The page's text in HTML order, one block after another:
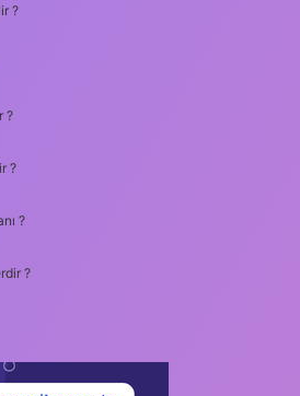
?
?
?
?
?